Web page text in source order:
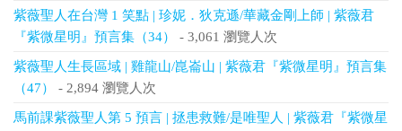
紫薇聖人在台灣 1 笑點 | 珍妮．狄克遜/華藏金剛上師 | 紫薇君
『紫微星明』預言集（34）
- 3,061 瀏覽人次
紫薇聖人生長區域 | 雞龍山/崑崙山 | 紫薇君『紫微星明』預言集
（47）
- 2,894 瀏覽人次
馬前課紫薇聖人第 5 預言 | 拯患救難/是唯聖人 | 紫薇君『紫微星